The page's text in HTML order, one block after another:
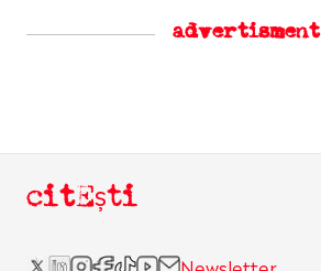
advertisment
citEști